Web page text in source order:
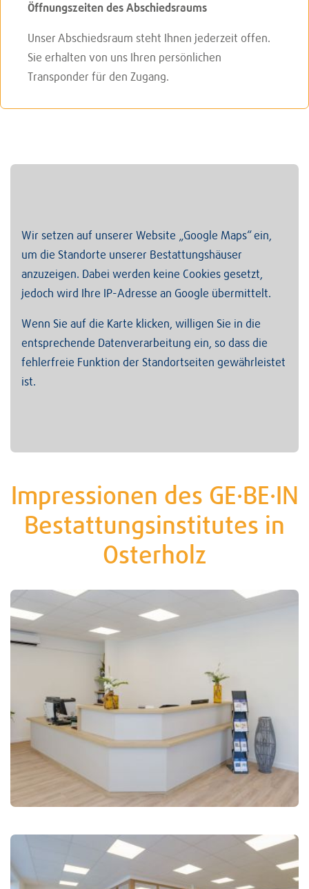
Öffnungszeiten des Abschiedsraums
Unser Abschiedsraum steht Ihnen jederzeit offen.
Sie erhalten von uns Ihren persönlichen
Transponder für den Zugang.
Wir setzen auf unserer Website „Google Maps“ ein,
um die Standorte unserer Bestattungshäuser
anzuzeigen. Dabei werden keine Cookies gesetzt,
jedoch wird Ihre IP-Adresse an Google übermittelt.
Wenn Sie auf die Karte klicken, willigen Sie in die
entsprechende Datenverarbeitung ein, so dass die
fehlerfreie Funktion der Standortseiten gewährleistet
ist.
Impressionen des GE·BE·IN
Bestattungsinstitutes in
Osterholz